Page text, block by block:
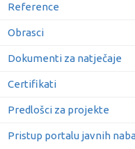
Reference
Obrasci
Dokumenti za natječaje
Certifikati
Predlošci za projekte
Pristup portalu javnih